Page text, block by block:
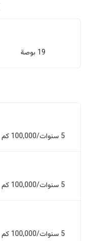
19 بوصة
5 سنوات/100,000 كم
5 سنوات/100,000 كم
5 سنوات/100,000 كم